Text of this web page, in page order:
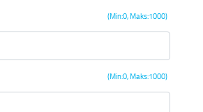
(Min:0, Maks:1000)
(Min:0, Maks:1000)